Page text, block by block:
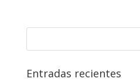
Entradas recientes